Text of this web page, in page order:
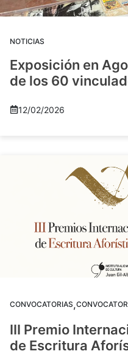
NOTICIAS
Exposición en
de los 60
12/02/2026
CONVOCATORIAS,
III Premio
de Escritura